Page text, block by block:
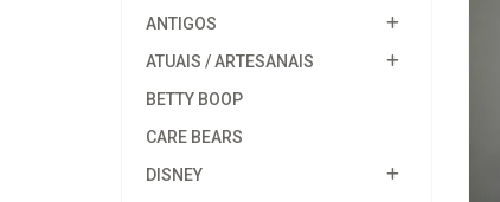
ANTIGOS
ATUAIS / ARTESANAIS
BETTY BOOP
CARE BEARS
DISNEY